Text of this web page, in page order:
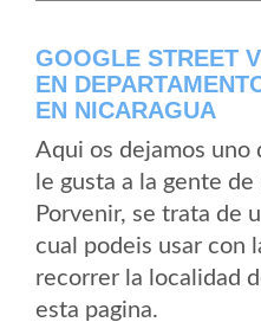
GOOGLE STREET
EN
EN NICARAGUA
Aqui os dejamos uno
le gusta a la gente
Porvenir, se trata de
cual podeis usar con
recorrer la localidad
esta pagina.